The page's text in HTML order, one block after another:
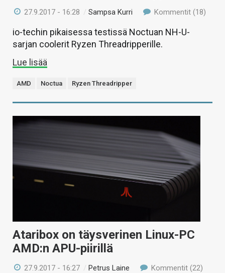
27.9.2017 - 16:28 /Sampsa Kurri Kommentit (18)
io-techin pikaisessa testissä Noctuan NH-U-
sarjan coolerit Ryzen Threadripperille.
Lue lisää
AMD Noctua Ryzen Threadripper
Ataribox on täysverinen Linux-PC
AMD:n APU-piirillä
27.9.2017 - 16:27 /Petrus Laine Kommentit (22)